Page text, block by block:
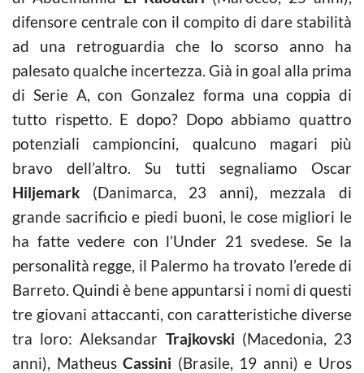
difensore centrale con il compito di dare stabilità
ad una retroguardia che lo scorso anno ha
palesato qualche incertezza. Già in goal alla prima
di Serie A, con Gonzalez forma una coppia di
tutto rispetto. E dopo? Dopo abbiamo quattro
potenziali campioncini, qualcuno magari più
bravo dell’altro. Su tutti segnaliamo Oscar
Hiljemark (Danimarca, 23 anni), mezzala di
grande sacrificio e piedi buoni, le cose migliori le
ha fatte vedere con l’Under 21 svedese. Se la
personalità regge, il Palermo ha trovato l’erede di
Barreto. Quindi è bene appuntarsi i nomi di questi
tre giovani attaccanti, con caratteristiche diverse
tra loro: Aleksandar Trajkovski (Macedonia, 23
anni), MatheusCassini (Brasile, 19 anni) e Uros